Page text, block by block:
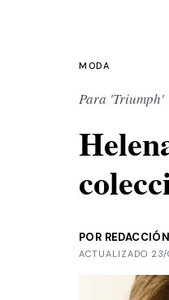
MODA
Para 'Triumph'
POR
ACTUALIZADO